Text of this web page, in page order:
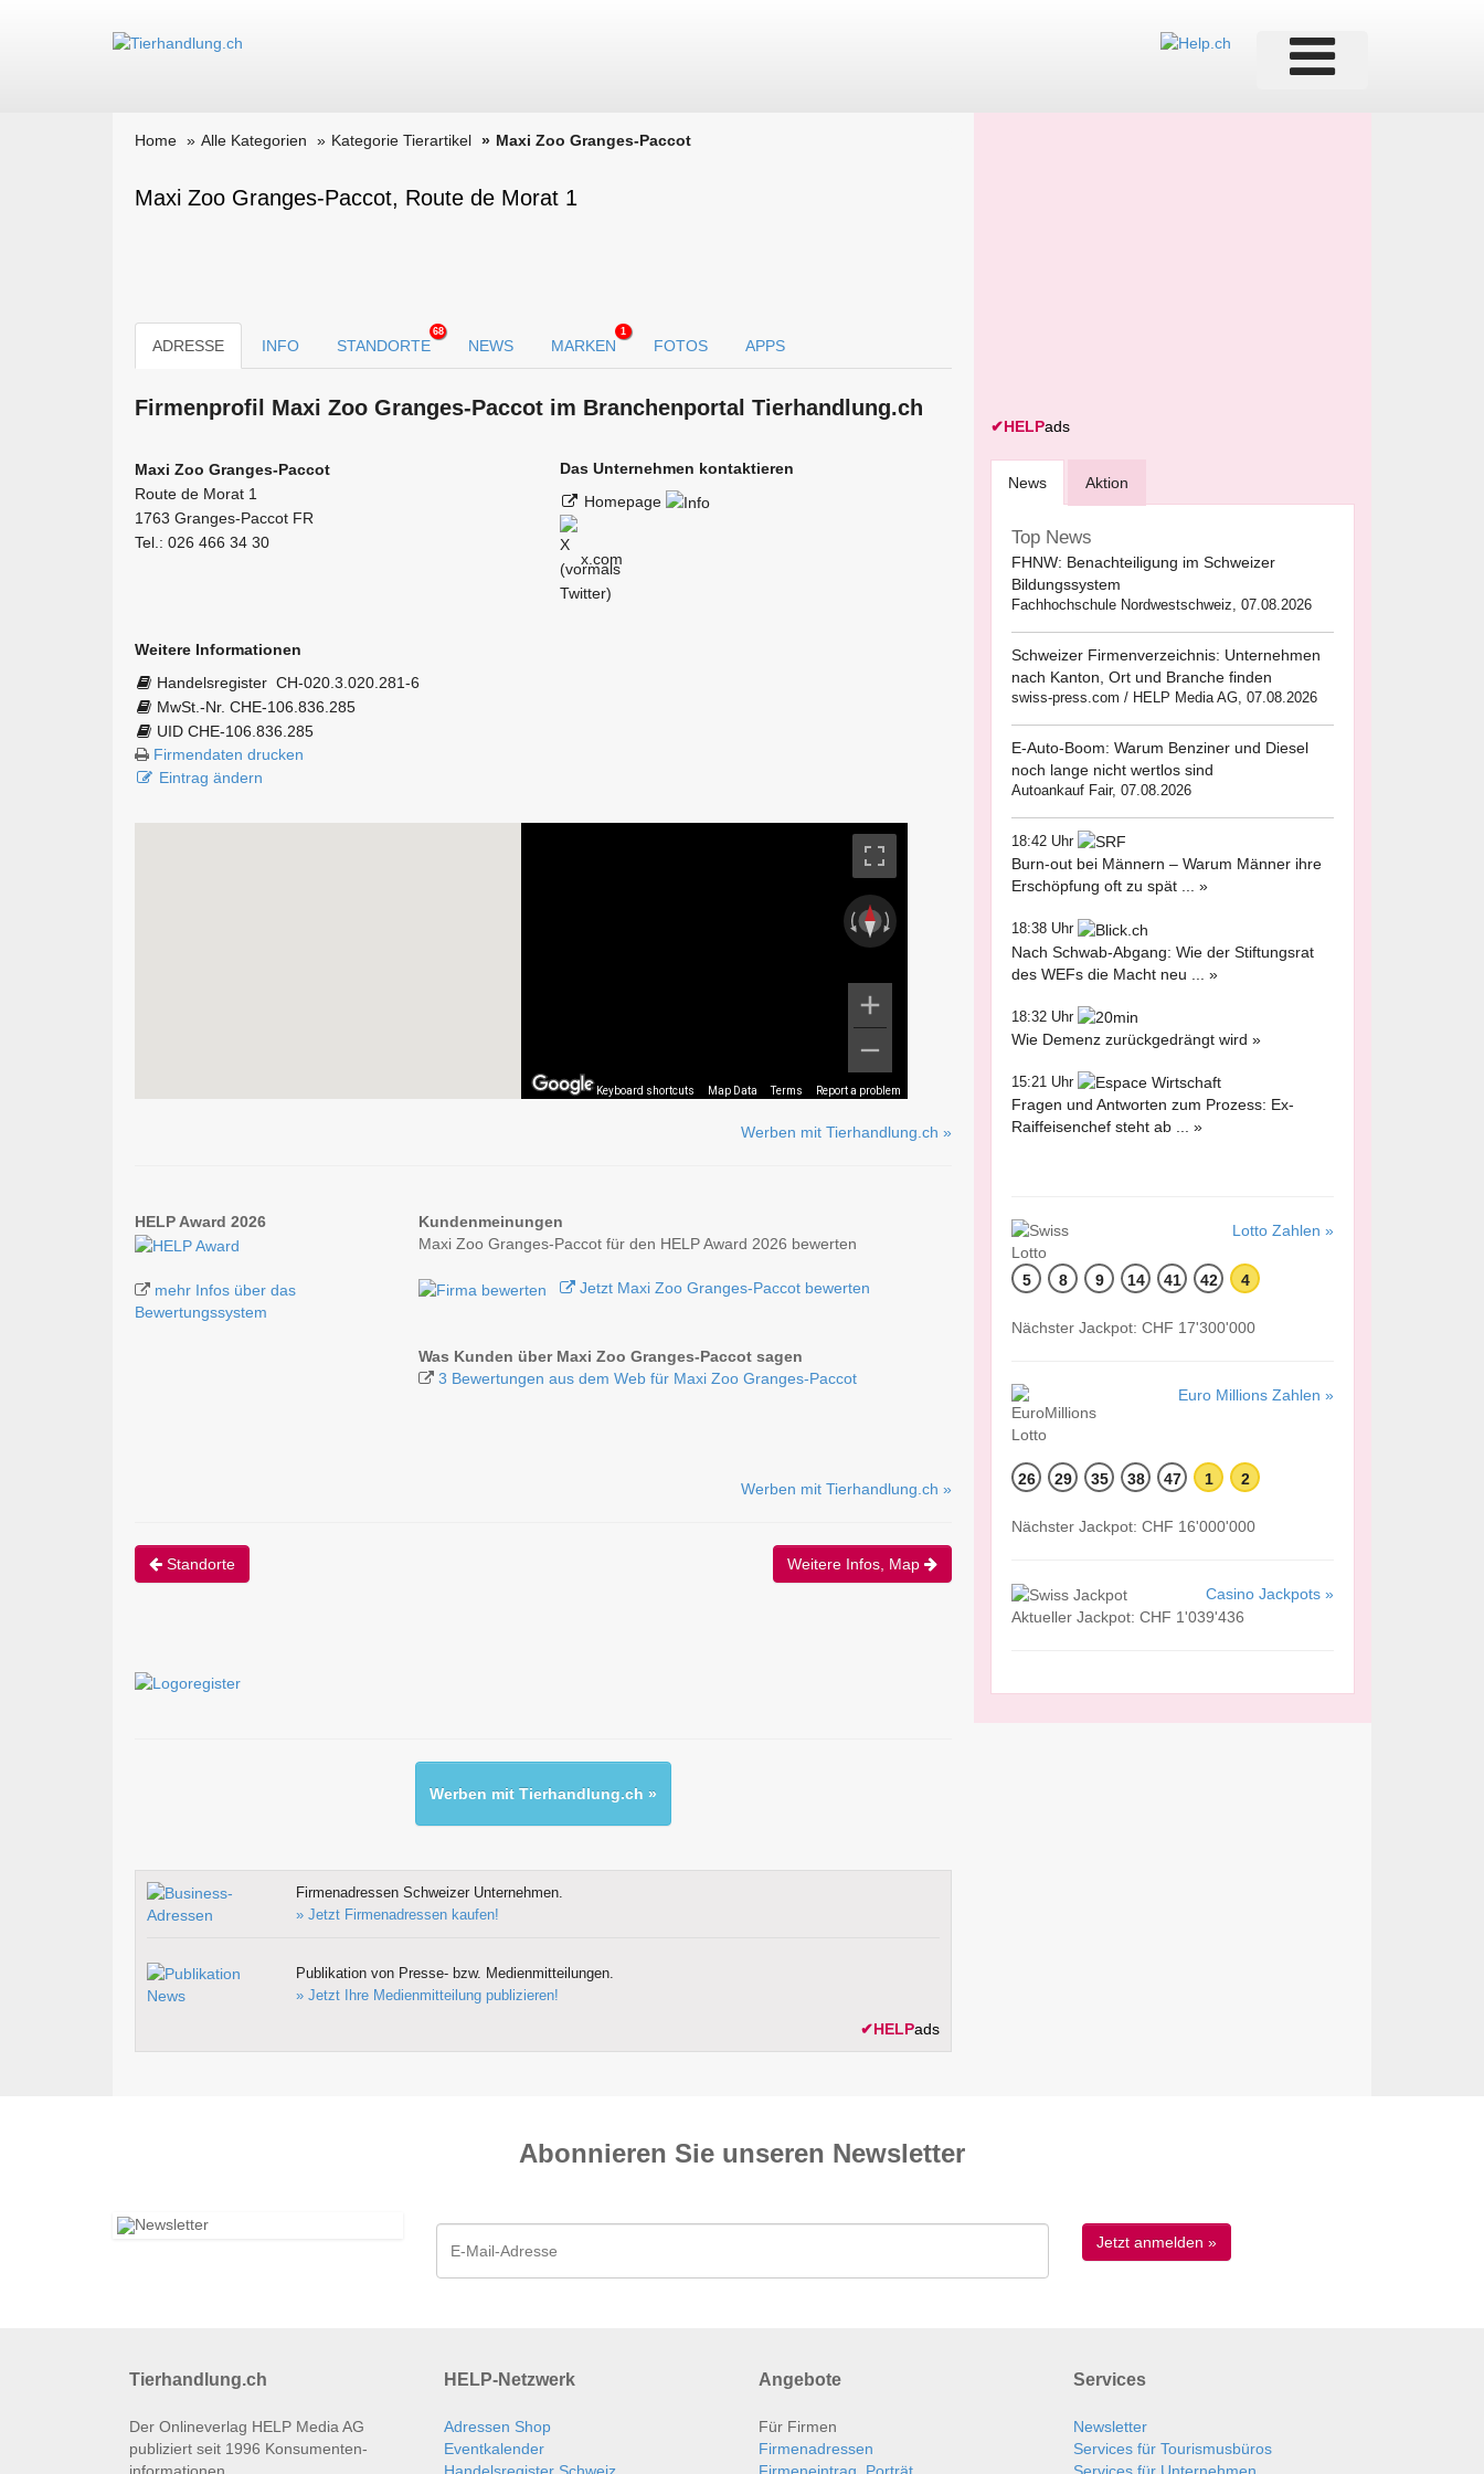
Home Alle Kategorien Kategorie Tierartikel Maxi Zoo Granges-Paccot
Maxi Zoo Granges-Paccot, Route de Morat 1
ADRESSE INFO STANDORTE
68
NEWS MARKEN
1
FOTOS APPS
Firmen­profil Maxi Zoo Granges-Paccot im Branchen­portal Tierhandlung.ch
Maxi Zoo Granges-Paccot
Route de Morat 1
1763 Granges-Paccot FR
Tel.: 026 466 34 30
Das Unternehmen kontaktieren
Homepage
x.com
Weitere Informationen
Handelsregister CH-020.3.020.281-6
MwSt.-Nr. CHE-106.836.285
UID CHE-106.836.285
Firmendaten drucken
Eintrag ändern
Keyboard shortcuts Map Data Terms Report a problem
Werben mit Tierhandlung.ch »
HELP Award 2026
mehr Infos über das
Bewertungssystem
Kundenmeinungen
Maxi Zoo Granges-Paccot für den HELP Award 2026 bewerten
Jetzt Maxi Zoo Granges-Paccot bewerten
Was Kunden über Maxi Zoo Granges-Paccot sagen
3 Bewertungen aus dem Web für Maxi Zoo Granges-Paccot
Werben mit Tierhandlung.ch »
Standorte Weitere Infos, Map
Werben mit Tierhandlung.ch »
Firmenadressen Schweizer Unternehmen.
» Jetzt Firmenadressen kaufen!
Publikation von Presse- bzw. Medienmitteilungen.
» Jetzt Ihre Medienmitteilung publizieren!
✔HELPads
✔HELPads
News Aktion
Top News
FHNW: Benachteiligung im Schweizer
Bildungssystem
Fachhochschule Nordwestschweiz, 07.08.2026
Schweizer Firmenverzeichnis: Unternehmen
nach Kanton, Ort und Branche finden
swiss-press.com / HELP Media AG, 07.08.2026
E-Auto-Boom: Warum Benziner und Diesel
noch lange nicht wertlos sind
Autoankauf Fair, 07.08.2026
18:42 Uhr
Burn-out bei Männern – Warum Männer ihre
Erschöpfung oft zu spät ... »
18:38 Uhr
Nach Schwab-Abgang: Wie der Stiftungsrat
des WEFs die Macht neu ... »
18:32 Uhr
Wie Demenz zurückgedrängt wird »
15:21 Uhr
Fragen und Antworten zum Prozess: Ex-
Raiffeisenchef steht ab ... »
Lotto Zahlen »
5 8 9 14 41 42 4
Nächster Jackpot: CHF 17'300'000
Euro Millions Zahlen »
26 29 35 38 47 1 2
Nächster Jackpot: CHF 16'000'000
Casino Jackpots »
Aktueller Jackpot: CHF 1'039'436
Abonnieren Sie unseren News­letter
Tierhandlung.ch
Der Onlineverlag HELP Media AG
publiziert seit 1996 Konsumenten­
HELP-Netzwerk
Adressen Shop
Eventkalender
Angebote
Für Firmen
Firmenadressen
Services
Newsletter
Services für Tourismusbüros